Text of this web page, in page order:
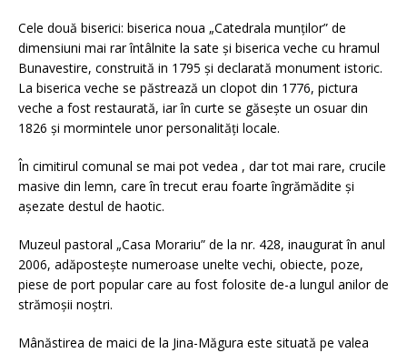
Cele două biserici: biserica noua „Catedrala munților” de
dimensiuni mai rar întâlnite la sate și biserica veche cu hramul
Bunavestire, construită in 1795 și declarată monument istoric.
La biserica veche se păstrează un clopot din 1776, pictura
veche a fost restaurată, iar în curte se găsește un osuar din
1826 și mormintele unor personalități locale.
În cimitirul comunal se mai pot vedea , dar tot mai rare, crucile
masive din lemn, care în trecut erau foarte îngrămădite și
așezate destul de haotic.
Muzeul pastoral „Casa Morariu” de la nr. 428, inaugurat în anul
2006, adăpostește numeroase unelte vechi, obiecte, poze,
piese de port popular care au fost folosite de-a lungul anilor de
strămoșii noștri.
Mânăstirea de maici de la Jina-Măgura este situată pe valea